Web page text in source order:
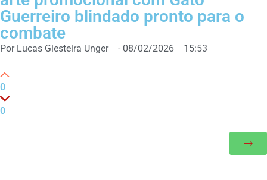
Guerreiro blindado pronto para o
combate
Por Lucas Giesteira Unger - 08/02/2026 15:53
0
0